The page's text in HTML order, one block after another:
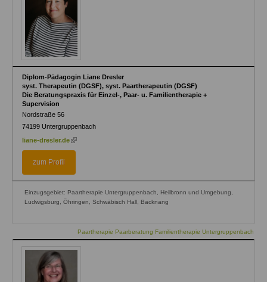
Diplom-Pädagogin Liane Dresler
syst. Therapeutin (DGSF), syst. Paartherapeutin (DGSF)
Die Beratungspraxis für Einzel-, Paar- u. Familientherapie +
Supervision
Nordstraße 56
74199 Untergruppenbach
liane-dresler.de (link
zum Profil
Einzugsgebiet: Paartherapie Untergruppenbach, Heilbronn und Umgebung,
Ludwigsburg, Öhringen, Schwäbisch Hall, Backnang
Paartherapie Paarberatung Familientherapie Untergruppenbach